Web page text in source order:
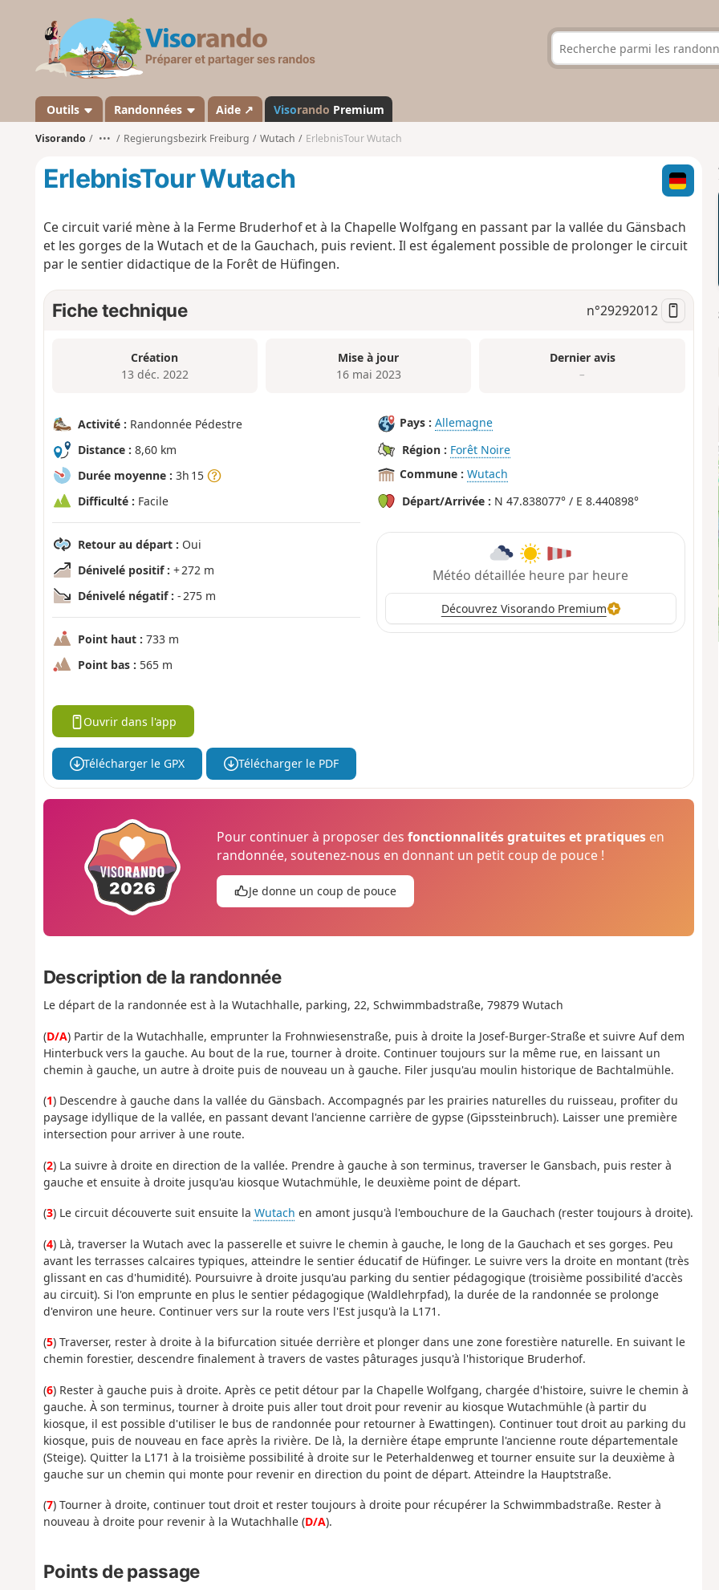
s
a
n
d
Outils Randonnées Aide ↗ Visorando Premium
Visorando ••• Regierungsbezirk Freiburg Wutach ErlebnisTour Wutach
ErlebnisTour Wutach
Ce circuit varié mène à la Ferme Bruderhof et à la Chapelle Wolfgang en passant par la vallée du Gänsbach
et les gorges de la Wutach et de la Gauchach, puis revient. Il est également possible de prolonger le circuit
par le sentier didactique de la Forêt de Hüfingen.
Fiche technique n°29292012
Création
13 déc. 2022
Mise à jour
16 mai 2023
Dernier avis
–
Activité : Randonnée Pédestre
Distance : 8,60 km
Durée moyenne : 3h 15
Difficulté : Facile
Retour au départ : Oui
Dénivelé positif : + 272 m
Dénivelé négatif : - 275 m
Point haut : 733 m
Point bas : 565 m
Pays : Allemagne
Région : Forêt Noire
Commune : Wutach
Départ/Arrivée : N 47.838077° / E 8.440898°
Météo détaillée heure par heure
Découvrez Visorando Premium
Ouvrir dans l'app
Télécharger le GPX Télécharger le PDF
Pour continuer à proposer desfonctionnalités gratuites et pratiques en
randonnée, soutenez-nous en donnant un petit coup de pouce !
Je donne un coup de pouce
Description de la randonnée
Le départ de la randonnée est à la Wutachhalle, parking, 22, Schwimmbadstraße, 79879 Wutach
(D/A) Partir de la Wutachhalle, emprunter la Frohnwiesenstraße, puis à droite la Josef-Burger-Straße et suivre Auf dem
Hinterbuck vers la gauche. Au bout de la rue, tourner à droite. Continuer toujours sur la même rue, en laissant un
chemin à gauche, un autre à droite puis de nouveau un à gauche. Filer jusqu'au moulin historique de Bachtalmühle.
(1) Descendre à gauche dans la vallée du Gänsbach. Accompagnés par les prairies naturelles du ruisseau, profiter du
paysage idyllique de la vallée, en passant devant l'ancienne carrière de gypse (Gipssteinbruch). Laisser une première
intersection pour arriver à une route.
(2) La suivre à droite en direction de la vallée. Prendre à gauche à son terminus, traverser le Gansbach, puis rester à
gauche et ensuite à droite jusqu'au kiosque Wutachmühle, le deuxième point de départ.
(3) Le circuit découverte suit ensuite la Wutach en amont jusqu'à l'embouchure de la Gauchach (rester toujours à droite).
(4) Là, traverser la Wutach avec la passerelle et suivre le chemin à gauche, le long de la Gauchach et ses gorges. Peu
avant les terrasses calcaires typiques, atteindre le sentier éducatif de Hüfinger. Le suivre vers la droite en montant (très
glissant en cas d'humidité). Poursuivre à droite jusqu'au parking du sentier pédagogique (troisième possibilité d'accès
au circuit). Si l'on emprunte en plus le sentier pédagogique (Waldlehrpfad), la durée de la randonnée se prolonge
d'environ une heure. Continuer vers sur la route vers l'Est jusqu'à la L171.
(5) Traverser, rester à droite à la bifurcation située derrière et plonger dans une zone forestière naturelle. En suivant le
chemin forestier, descendre finalement à travers de vastes pâturages jusqu'à l'historique Bruderhof.
(6) Rester à gauche puis à droite. Après ce petit détour par la Chapelle Wolfgang, chargée d'histoire, suivre le chemin à
gauche. À son terminus, tourner à droite puis aller tout droit pour revenir au kiosque Wutachmühle (à partir du
kiosque, il est possible d'utiliser le bus de randonnée pour retourner à Ewattingen). Continuer tout droit au parking du
kiosque, puis de nouveau en face après la rivière. De là, la dernière étape emprunte l'ancienne route départementale
(Steige). Quitter la L171 à la troisième possibilité à droite sur le Peterhaldenweg et tourner ensuite sur la deuxième à
gauche sur un chemin qui monte pour revenir en direction du point de départ. Atteindre la Hauptstraße.
(7) Tourner à droite, continuer tout droit et rester toujours à droite pour récupérer la Schwimmbadstraße. Rester à
nouveau à droite pour revenir à la Wutachhalle (D/A).
Points de passage